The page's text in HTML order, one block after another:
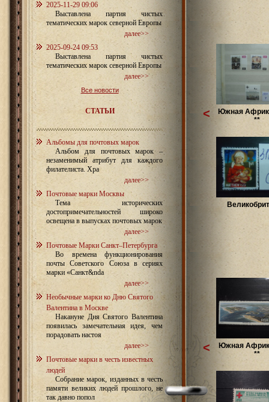
2025-11-29 09:06
Выставлена партия чистых
тематических марок северной Европы
далее>>
2025-09-24 09:53
Выставлена партия чистых
тематических марок северной Европы
далее>>
Все новости
СТАТЬИ
Альбомы для почтовых марок
Альбом для почтовых марок –
незаменимый атрибут для каждого
филателиста. Хра
далее>>
Почтовые марки Москвы
Тема исторических
достопримечательностей широко
освещена в выпусках почтовых марок
далее>>
Почтовые Марки Санкт–Петербурга
Во времена функционирования
почты Советского Союза в сериях
марки «Санкт&nda
далее>>
Необычные марки ко Дню Святого
Валентина в Москве
Накануне Дня Святого Валентина
появилась замечательная идея, чем
порадовать настоя
далее>>
Почтовые марки в честь известных
людей
Собрание марок, изданных в честь
памяти великих людей прошлого, не
так давно попол
Южная
**
<
Южная
**
<